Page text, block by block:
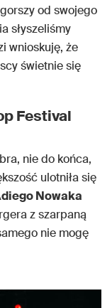
od swojego
słyszeliśmy
wnioskuję, że
świetnie się
Festival
nie do końca,
ulotniła się
Nowaka
z szarpaną
nie mogę